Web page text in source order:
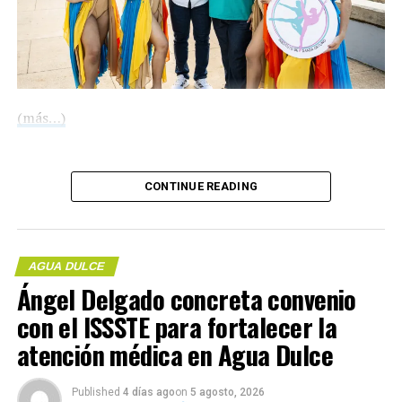
reforzar las acciones que diariamente realiza el personal
de Parques y Jardines y seguir mejorando la imagen
urbana del municipio.
Compártelo:
(más…)
Me gusta esto:
CONTINUE READING
AGUA DULCE
Ángel Delgado concreta convenio
con el ISSSTE para fortalecer la
atención médica en Agua Dulce
Published 4 días agoon 5 agosto, 2026